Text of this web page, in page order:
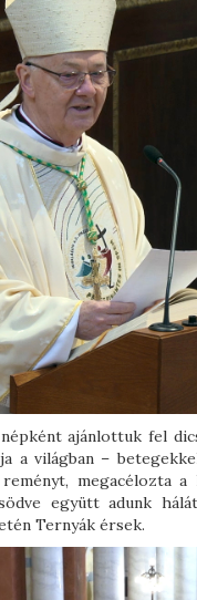
ajánlottuk fel
a világban –
megacélozta
együtt adunk
Ternyák érsek.